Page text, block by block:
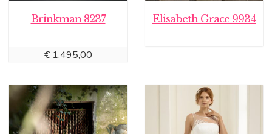
Brinkman 8237
€1.495,00
Elisabeth Grace 9934